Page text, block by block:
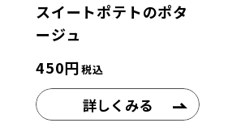
スイートポテトのポタ
ージュ
450円税込
詳しくみる